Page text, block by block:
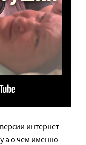
интернет-
а о чем именно